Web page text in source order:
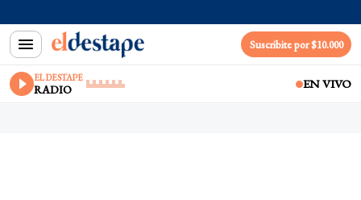
Suscribite por $10.000
EL DESTAPE
RADIO EN VIVO